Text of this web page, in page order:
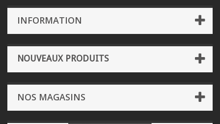
INFORMATION
NOUVEAUX PRODUITS
NOS MAGASINS